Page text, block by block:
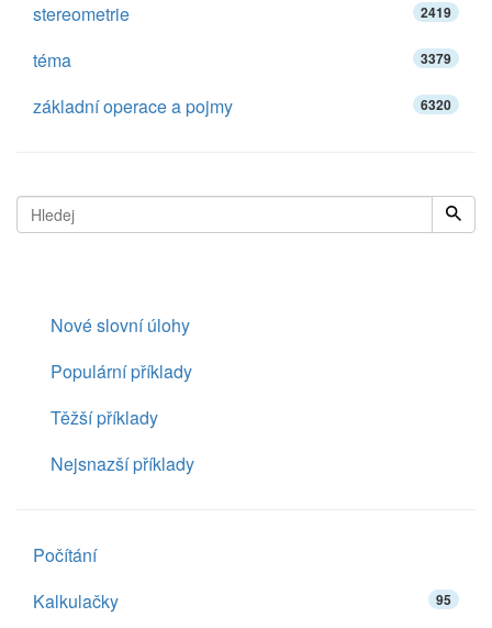
stereometrie 2419
téma 3379
základní operace a pojmy 6320
Nové slovní úlohy
Populární příklady
Těžší příklady
Nejsnazší příklady
Počítání
Kalkulačky
95